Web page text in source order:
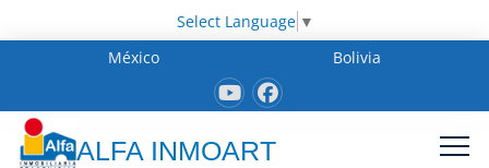
Select Language ▼
México
Bolivia
ALFA INMOART